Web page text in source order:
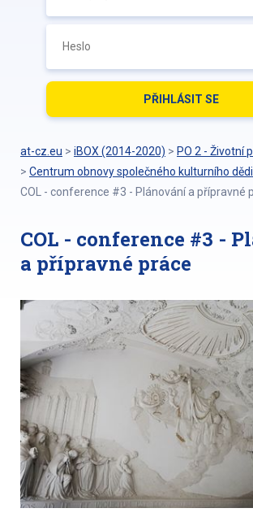
at-cz.eu > iBOX (2014-2020) > PO 2 - Životní
> Centrum obnovy společného kulturního
COL - conference #3 - Plánování a přípravné
COL - conference #3 -
a přípravné práce